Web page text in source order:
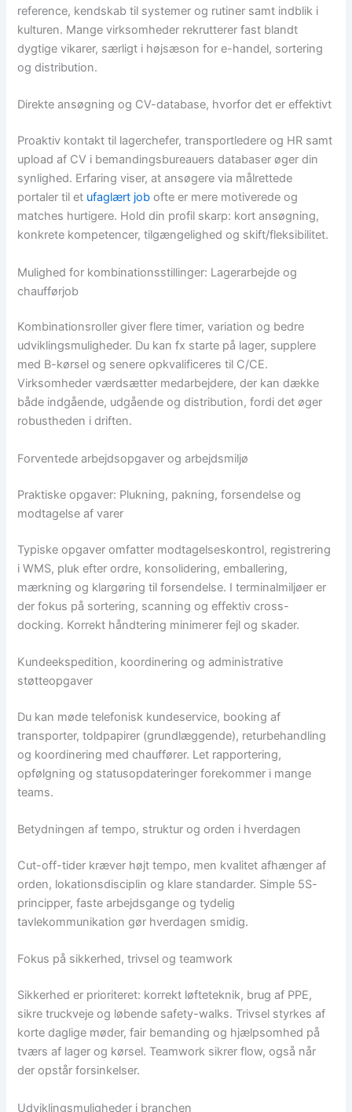
reference, kendskab til systemer og rutiner samt indblik i
kulturen. Mange virksomheder rekrutterer fast blandt
dygtige vikarer, særligt i højsæson for e-handel, sortering
og distribution.
Direkte ansøgning og CV-database, hvorfor det er effektivt
Proaktiv kontakt til lagerchefer, transportledere og HR samt
upload af CV i bemandingsbureauers databaser øger din
synlighed. Erfaring viser, at ansøgere via målrettede
portaler til et ufaglært job ofte er mere motiverede og
matches hurtigere. Hold din profil skarp: kort ansøgning,
konkrete kompetencer, tilgængelighed og skift/fleksibilitet.
Mulighed for kombinationsstillinger: Lagerarbejde og
chaufførjob
Kombinationsroller giver flere timer, variation og bedre
udviklingsmuligheder. Du kan fx starte på lager, supplere
med B-kørsel og senere opkvalificeres til C/CE.
Virksomheder værdsætter medarbejdere, der kan dække
både indgående, udgående og distribution, fordi det øger
robustheden i driften.
Forventede arbejdsopgaver og arbejdsmiljø
Praktiske opgaver: Plukning, pakning, forsendelse og
modtagelse af varer
Typiske opgaver omfatter modtagelseskontrol, registrering
i WMS, pluk efter ordre, konsolidering, emballering,
mærkning og klargøring til forsendelse. I terminalmiljøer er
der fokus på sortering, scanning og effektiv cross-
docking. Korrekt håndtering minimerer fejl og skader.
Kundeekspedition, koordinering og administrative
støtteopgaver
Du kan møde telefonisk kundeservice, booking af
transporter, toldpapirer (grundlæggende), returbehandling
og koordinering med chauffører. Let rapportering,
opfølgning og statusopdateringer forekommer i mange
teams.
Betydningen af tempo, struktur og orden i hverdagen
Cut-off-tider kræver højt tempo, men kvalitet afhænger af
orden, lokationsdisciplin og klare standarder. Simple 5S-
principper, faste arbejdsgange og tydelig
tavlekommunikation gør hverdagen smidig.
Fokus på sikkerhed, trivsel og teamwork
Sikkerhed er prioriteret: korrekt løfteteknik, brug af PPE,
sikre truckveje og løbende safety-walks. Trivsel styrkes af
korte daglige møder, fair bemanding og hjælpsomhed på
tværs af lager og kørsel. Teamwork sikrer flow, også når
der opstår forsinkelser.
Udviklingsmuligheder i branchen